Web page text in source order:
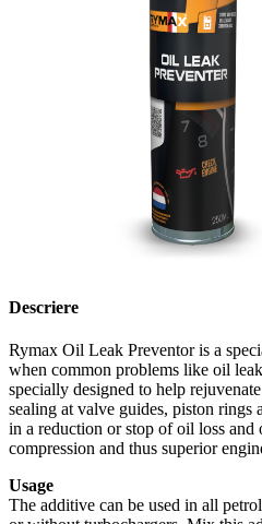
Descriere
Rymax Oil Leak Preventor is a
when common problems like oil
specially designed to help
sealing at valve guides, piston
in a reduction or stop of oil loss
compression and thus superior
Usage
The additive can be used in all